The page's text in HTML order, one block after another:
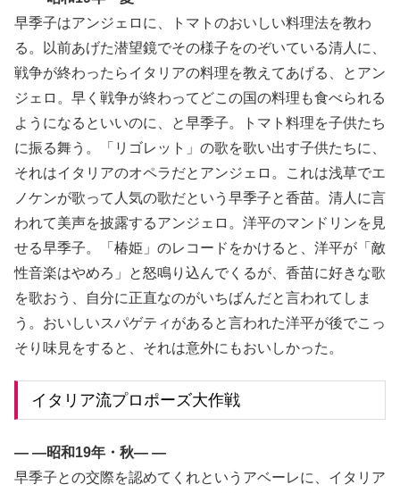
早季子はアンジェロに、トマトのおいしい料理法を教わ
る。以前あげた潜望鏡でその様子をのぞいている清人に、
戦争が終わったらイタリアの料理を教えてあげる、とアン
ジェロ。早く戦争が終わってどこの国の料理も食べられる
ようになるといいのに、と早季子。トマト料理を子供たち
に振る舞う。「リゴレット」の歌を歌い出す子供たちに、
それはイタリアのオペラだとアンジェロ。これは浅草でエ
ノケンが歌って人気の歌だという早季子と香苗。清人に言
われて美声を披露するアンジェロ。洋平のマンドリンを見
せる早季子。「椿姫」のレコードをかけると、洋平が「敵
性音楽はやめろ」と怒鳴り込んでくるが、香苗に好きな歌
を歌おう、自分に正直なのがいちばんだと言われてしま
う。おいしいスパゲティがあると言われた洋平が後でこっ
そり味見をすると、それは意外にもおいしかった。
イタリア流プロポーズ大作戦
— —昭和19年・秋— —
早季子との交際を認めてくれというアベーレに、イタリア